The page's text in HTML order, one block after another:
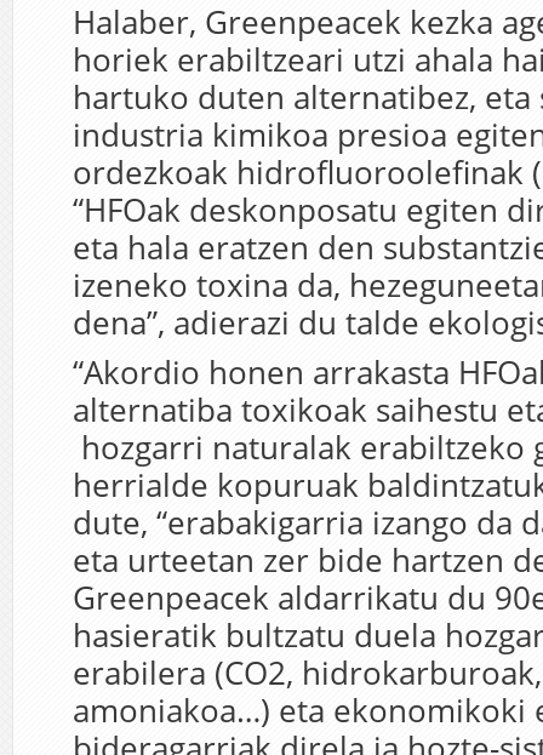
Halaber, Greenpeacek kezka
horiek erabiltzeari utzi ahala
hartuko duten alternatibez, eta
industria kimikoa presioa
ordezkoak hidrofluoroolefinak
“HFOak deskonposatu egiten
eta hala eratzen den
izeneko toxina da,
dena”, adierazi du talde
“Akordio honen arrakasta
alternatiba toxikoak saihestu
hozgarri naturalak erabiltzeko
herrialde kopuruak
dute, “erabakigarria izango da
eta urteetan zer bide hartzen
Greenpeacek aldarrikatu du
hasieratik bultzatu duela
erabilera (CO2,
amoniakoa…) eta ekonomikoki